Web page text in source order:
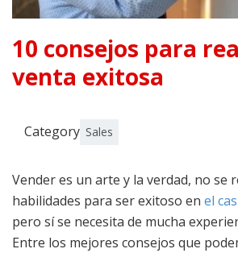
10 consejos para
venta exitosa
Category Sales
Vender es un arte y la verdad, no se
habilidades para ser exitoso en el
pero sí se necesita de mucha
Entre los mejores consejos que